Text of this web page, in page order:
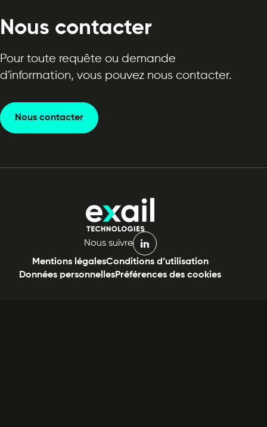
Nous contacter
Pour toute requête ou demande
d'information, vous pouvez nous contacter.
Nous contacter
Nous suivre
linkedin
Mentions légalesConditions d’utilisation
Données personnellesPréférences des cookies